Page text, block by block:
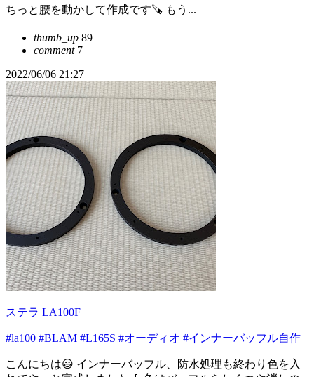
ちっと腰を動かして作成です🪚 もう...
thumb_up 89
comment7
2022/06/06 21:27
ステラ LA100F
#la100 #BLAM #L165S #オーディオ #インナーバッフル自作
こんにちは😃 インナーバッフル、防水処理も終わり色を入